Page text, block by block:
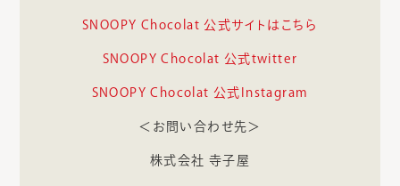
SNOOPY Chocolat 公式サイトはこちら
SNOOPY Chocolat 公式twitter
SNOOPY Chocolat 公式Instagram
＜お問い合わせ先＞
株式会社 寺子屋